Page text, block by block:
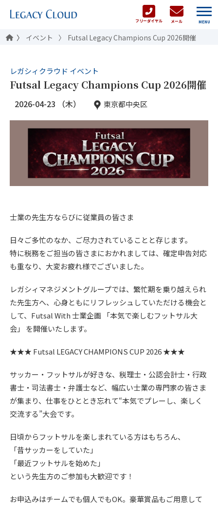
フリーダイヤル メール MENU
イベント Futsal Legacy Champions Cup 2026開催
レガシィクラウド イベント
Futsal Legacy Champions Cup 2026開催
2026-04-23 （木） 東京都中央区
士業の先生方ならびに従業員の皆さま
日々ご多忙のなか、ご尽力されていることと存じます。
特に税務をご担当の皆さまにおかれましては、確定申告対応
も重なり、大変お疲れ様でございました。
レガシィマネジメントグループでは、繁忙期を乗り越えられ
た先生方へ、心身ともにリフレッシュしていただける機会と
して、Futsal With 士業企画 「本気で楽しむフットサル大
会」 を開催いたします。
★★★ Futsal LEGACY CHAMPIONS CUP 2026 ★★★
サッカー・フットサルが好きな、税理士・公認会計士・行政
書士・司法書士・弁護士など、幅広い士業の専門家の皆さま
が集まり、仕事をひととき忘れて“本気でプレーし、楽しく
交流する”大会です。
日頃からフットサルを楽しまれている方はもちろん、
「昔サッカーをしていた」
「最近フットサルを始めた」
という先生方のご参加も大歓迎です！
お申込みはチームでも個人でもOK。豪華賞品もご用意して